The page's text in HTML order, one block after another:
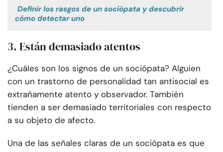
Definir los rasgos de un sociópata y descubrir
cómo detectar uno
3. Están demasiado atentos
¿Cuáles son los signos de un sociópata? Alguien
con un trastorno de personalidad tan antisocial es
extrañamente atento y observador. También
tienden a ser demasiado territoriales con respecto
a su objeto de afecto.
Una de las señales claras de un sociópata es que